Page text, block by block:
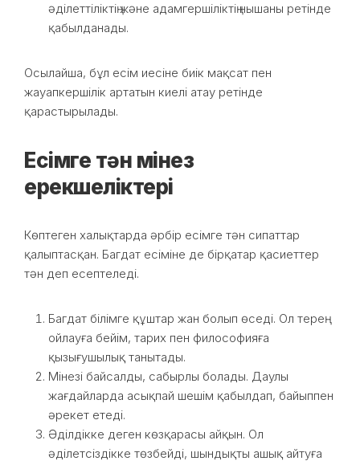
әділеттіліктің және адамгершіліктің нышаны ретінде
қабылданады.
Осылайша, бұл есім иесіне биік мақсат пен
жауапкершілік артатын киелі атау ретінде
қарастырылады.
Есімге тән мінез
ерекшеліктері
Көптеген халықтарда әрбір есімге тән сипаттар
қалыптасқан. Багдат есіміне де бірқатар қасиеттер
тән деп есептеледі.
Багдат білімге құштар жан болып өседі. Ол терең
ойлауға бейім, тарих пен философияға
қызығушылық танытады.
Мінезі байсалды, сабырлы болады. Даулы
жағдайларда асықпай шешім қабылдап, байыппен
әрекет етеді.
Әділдікке деген көзқарасы айқын. Ол
әділетсіздікке төзбейді, шындықты ашық айтуға